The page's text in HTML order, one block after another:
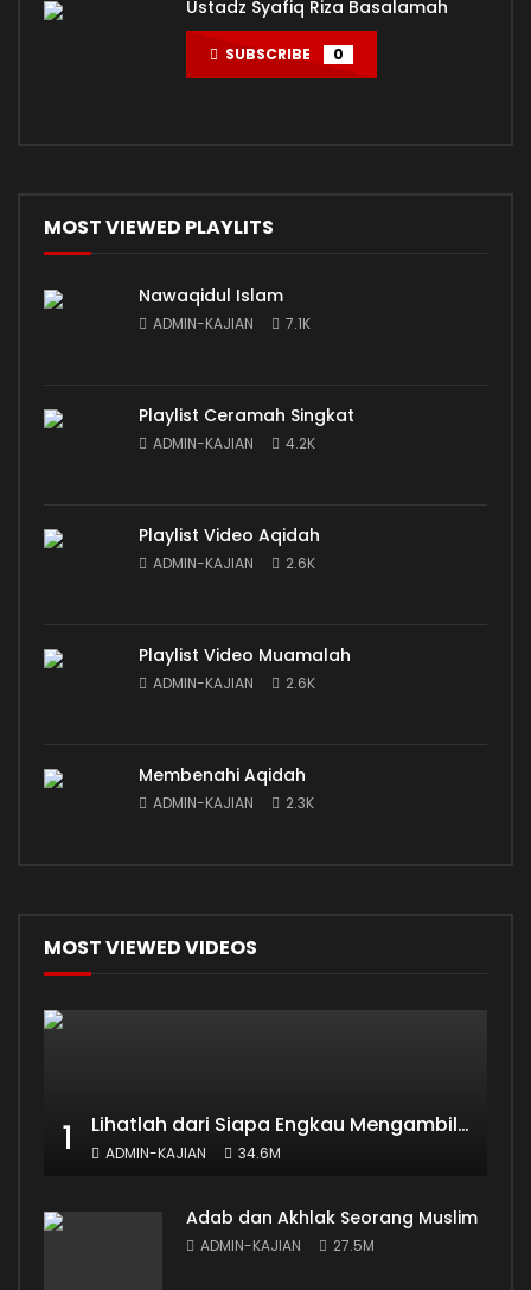
Ustadz Syafiq Riza Basalamah
SUBSCRIBE 0
MOST VIEWED PLAYLITS
Nawaqidul Islam
ADMIN-KAJIAN 7.1K
Playlist Ceramah Singkat
ADMIN-KAJIAN 4.2K
Playlist Video Aqidah
ADMIN-KAJIAN 2.6K
Playlist Video Muamalah
ADMIN-KAJIAN 2.6K
Membenahi Aqidah
ADMIN-KAJIAN 2.3K
MOST VIEWED VIDEOS
1 Lihatlah dari Siapa Engkau Mengambil Ilmu
ADMIN-KAJIAN 34.6M
Adab dan Akhlak Seorang Muslim
ADMIN-KAJIAN 27.5M